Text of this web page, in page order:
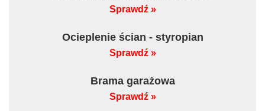
Sprawdź »
Ocieplenie ścian - styropian
Sprawdź »
Brama garażowa
Sprawdź »